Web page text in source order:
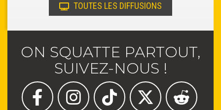
TOUTES LES DIFFUSIONS
ON SQUATTE PARTOUT,
SUIVEZ-NOUS !